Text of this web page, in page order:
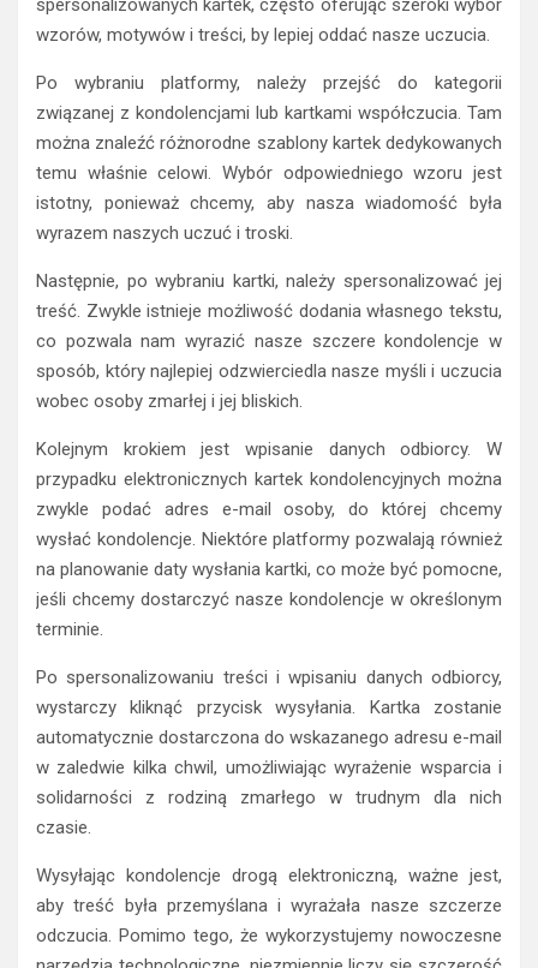
spersonalizowanych kartek, często oferując szeroki wybór
wzorów, motywów i treści, by lepiej oddać nasze uczucia.
Po wybraniu platformy, należy przejść do kategorii
związanej z kondolencjami lub kartkami współczucia. Tam
można znaleźć różnorodne szablony kartek dedykowanych
temu właśnie celowi. Wybór odpowiedniego wzoru jest
istotny, ponieważ chcemy, aby nasza wiadomość była
wyrazem naszych uczuć i troski.
Następnie, po wybraniu kartki, należy spersonalizować jej
treść. Zwykle istnieje możliwość dodania własnego tekstu,
co pozwala nam wyrazić nasze szczere kondolencje w
sposób, który najlepiej odzwierciedla nasze myśli i uczucia
wobec osoby zmarłej i jej bliskich.
Kolejnym krokiem jest wpisanie danych odbiorcy. W
przypadku elektronicznych kartek kondolencyjnych można
zwykle podać adres e-mail osoby, do której chcemy
wysłać kondolencje. Niektóre platformy pozwalają również
na planowanie daty wysłania kartki, co może być pomocne,
jeśli chcemy dostarczyć nasze kondolencje w określonym
terminie.
Po spersonalizowaniu treści i wpisaniu danych odbiorcy,
wystarczy kliknąć przycisk wysyłania. Kartka zostanie
automatycznie dostarczona do wskazanego adresu e-mail
w zaledwie kilka chwil, umożliwiając wyrażenie wsparcia i
solidarności z rodziną zmarłego w trudnym dla nich
czasie.
Wysyłając kondolencje drogą elektroniczną, ważne jest,
aby treść była przemyślana i wyrażała nasze szczerze
odczucia. Pomimo tego, że wykorzystujemy nowoczesne